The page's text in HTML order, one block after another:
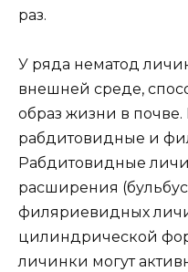
раз.
У ряда нематод
внешней среде,
образ жизни в почве.
рабдитовидные и
Рабдитовидные
расширения
филяриевидных
цилиндрической
личинки могут